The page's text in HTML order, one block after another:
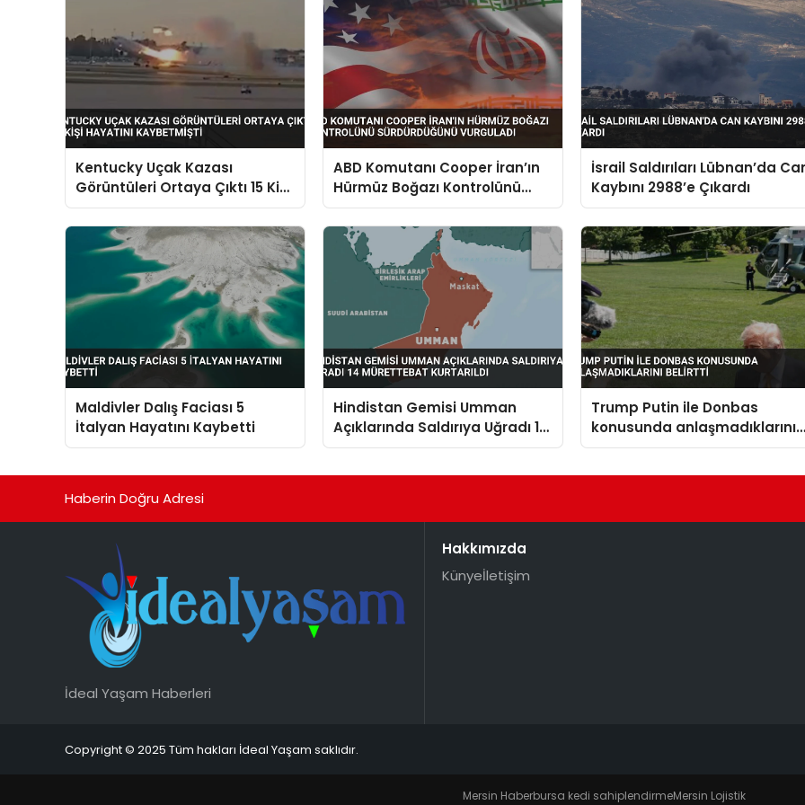
Kentucky Uçak Kazası
Görüntüleri Ortaya Çıktı 15 Kişi
Hayatını Kaybetmişti
ABD Komutanı Cooper İran’ın
Hürmüz Boğazı Kontrolünü
Sürdürdüğünü Vurguladı
İsrail Saldırıları Lübnan’da
Kaybını 2988’e Çıkardı
Maldivler Dalış Faciası 5
İtalyan Hayatını Kaybetti
Hindistan Gemisi Umman
Açıklarında Saldırıya Uğradı 14
Mürettebat Kurtarıldı
Trump Putin ile Donbas
konusunda anlaşmadıklarını
belirtti
Haberin Doğru Adresi
İdeal Yaşam Haberleri
Hakkımızda
Künyeİletişim
Copyright © 2025 Tüm hakları İdeal Yaşam saklıdır.
Mersin Haberbursa kedi sahiplendirmeMersin Lojistik